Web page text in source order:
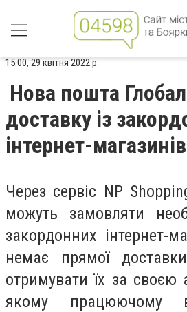
15:00, 29 квітня 2022 р.
Нова пошта
доставку із
інтернет-магазинів
Через сервіс NP
можуть замовляти
закордонних інтернет-
немає прямої
отримувати їх за своєю
якому працюючому